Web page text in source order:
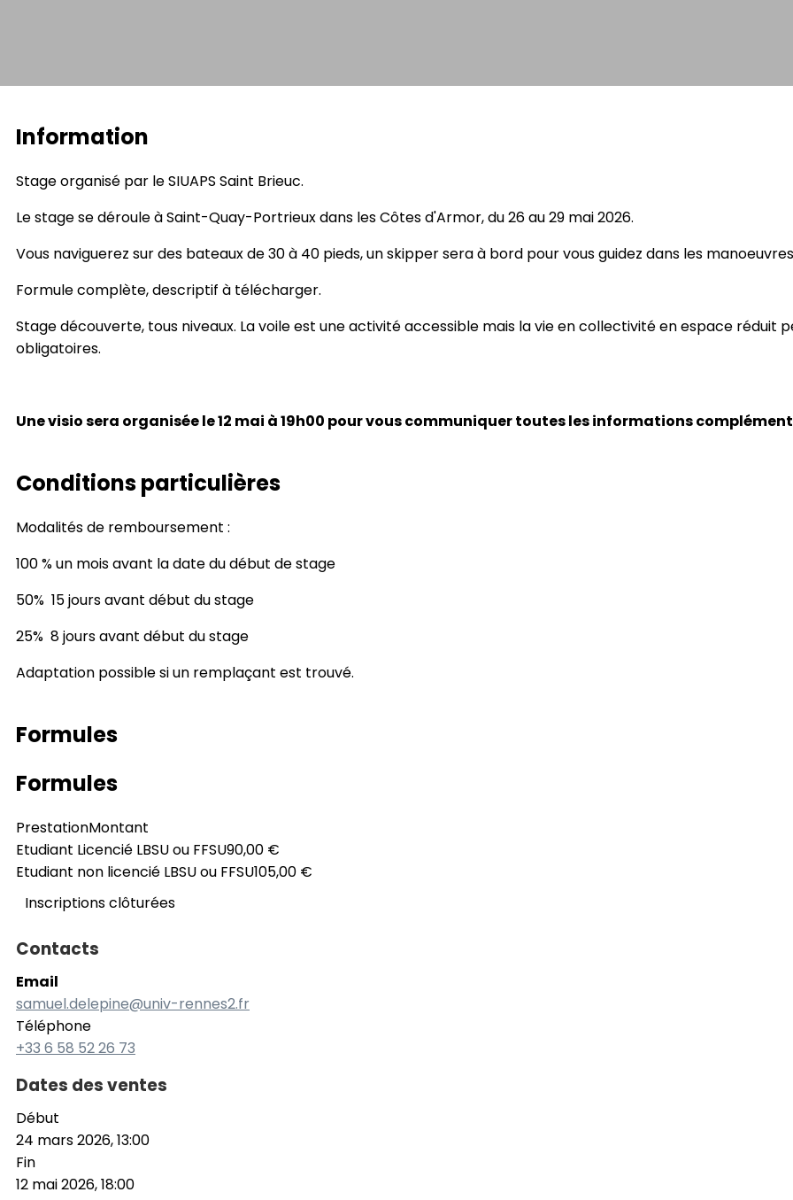
Information
Stage organisé par le SIUAPS Saint Brieuc.
Le stage se déroule à Saint-Quay-Portrieux dans les Côtes d'Armor, du 26 au 29 mai 2026.
Vous naviguerez sur des bateaux de 30 à 40 pieds, un skipper sera à bord pour vous guidez dans les
Formule complète, descriptif à télécharger.
Stage découverte, tous niveaux. La voile est une activité accessible mais la vie en collectivité en espace
obligatoires.
Une visio sera organisée le 12 mai à 19h00 pour vous communiquer toutes les informations
Conditions particulières
Modalités de remboursement :
100 % un mois avant la date du début de stage
50% 15 jours avant début du stage
25% 8 jours avant début du stage
Adaptation possible si un remplaçant est trouvé.
Formules
Formules
PrestationMontant
Etudiant Licencié LBSU ou FFSU90,00 €
Etudiant non licencié LBSU ou FFSU105,00 €
Inscriptions clôturées
Contacts
Email
samuel.delepine@univ-rennes2.fr
Téléphone
+33 6 58 52 26 73
Dates des ventes
Début
24 mars 2026, 13:00
Fin
12 mai 2026, 18:00